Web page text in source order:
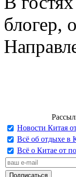
блогер,
Новости Китая
Всё об отдыхе в
Всё о Китае от